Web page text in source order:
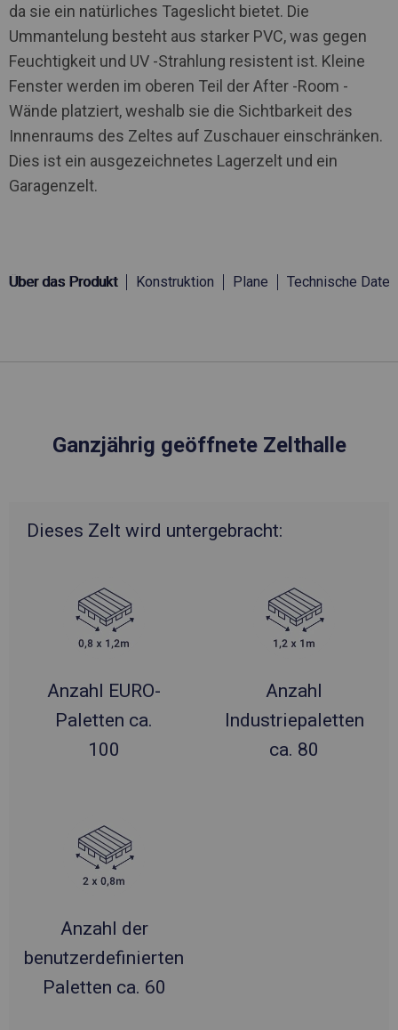
da sie ein natürliches Tageslicht bietet. Die
Ummantelung besteht aus starker PVC, was gegen
Feuchtigkeit und UV -Strahlung resistent ist. Kleine
Fenster werden im oberen Teil der After -Room -
Wände platziert, weshalb sie die Sichtbarkeit des
Innenraums des Zeltes auf Zuschauer einschränken.
Dies ist ein ausgezeichnetes Lagerzelt und ein
Garagenzelt.
Über das Produkt Konstruktion Plane Technische Daten
Ganzjährig geöffnete Zelthalle
Dieses Zelt wird untergebracht:
Anzahl EURO-
Paletten ca.
100
Anzahl
Industriepaletten
ca. 80
Anzahl der
benutzerdefinierten
Paletten ca. 60